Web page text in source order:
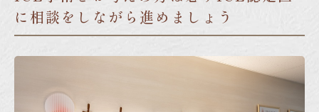
に相談をしながら進めましょう